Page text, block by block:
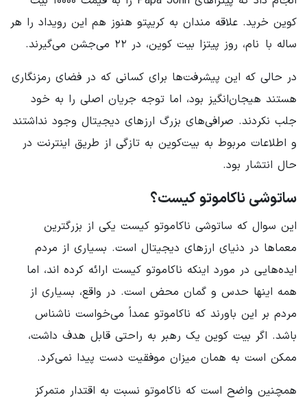
کوین خرید. علاقه مندان به کریپتو هنوز هم این رویداد را هر
ساله با نام، روز پیتزا بیت کوین، در ۲۲ می‌جشن می‌گیرند.
در حالی که این پیشرفت‌ها برای کسانی که در فضای رمزنگاری
هستند هیجان‌انگیز بود، اما توجه جریان اصلی را به خود
جلب نکردند. صرافی‌های بزرگ ارزهای دیجیتال وجود نداشتند
و اطلاعات مربوط به بیت‌کوین به تازگی از طریق اینترنت در
حال انتشار بود.
ساتوشی ناکاموتو کیست؟
این سوال که ساتوشی ناکاموتو کیست یکی از بزرگترین
معماها در دنیای ارزهای دیجیتال است. بسیاری از مردم
ایده‌هایی در مورد اینکه ناکاموتو کیست ارائه کرده اند، اما
همه اینها حدس و گمان محض است. در واقع، بسیاری از
مردم بر این باورند که ناکاموتو عمداً می‌خواست ناشناس
باشد. اگر بیت کوین یک رهبر به راحتی قابل هدف داشت،
ممکن است به همان میزان موفقیت دست پیدا نمی‌کرد.
همچنین واضح است که ناکاموتو نسبت به اقتدار متمرکز